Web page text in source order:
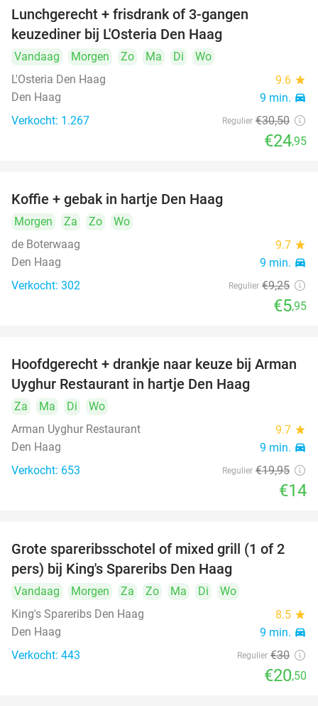
Lunchgerecht + frisdrank of 3-gangen
keuzediner bij L'Osteria Den Haag
Vandaag Morgen Zo Ma Di
Wo
L'Osteria Den Haag
9.6 star
Den Haag 9 min. directions_car
Verkocht: 1.267 Regulier €30,50
€24,95
Koffie + gebak in hartje Den Haag
Morgen Za Zo
Wo
de Boterwaag
9.7 star
Den Haag 9 min. directions_car
Verkocht: 302 Regulier €9,25
€5,95
30%
Hoofdgerecht + drankje naar keuze bij Arman
Uyghur Restaurant in hartje Den Haag
Za Ma Di
Wo
Arman Uyghur Restaurant
9.7 star
Den Haag 9 min. directions_car
Verkocht: 653 Regulier €19,95
€14
32%
Grote spareribsschotel of mixed grill (1 of 2
pers) bij King's Spareribs Den Haag
Vandaag Morgen Za Zo Ma Di
Wo
King's Spareribs Den Haag
8.5 star
Den Haag 9 min. directions_car
Verkocht: 443 Regulier €30
€20,50